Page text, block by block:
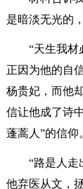
是暗淡无光的
“天生我材
正因为他的自
杨贵妃，而他
信让他成了诗
蓬蒿人”的信仰
“路是人走
他弃医从文，